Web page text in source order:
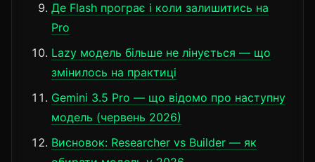
Де Flash програє і коли залишитись на
Pro
Lazy модель більше не лінується — що
змінилось на практиці
Gemini 3.5 Pro — що відомо про наступну
модель (червень 2026)
Висновок: Researcher vs Builder — як